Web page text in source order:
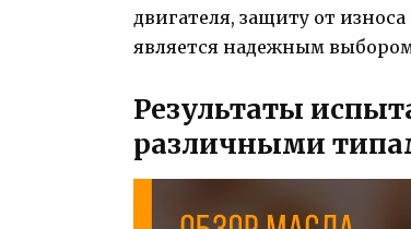
двигателя, защиту от
является надежным
Результаты
различными